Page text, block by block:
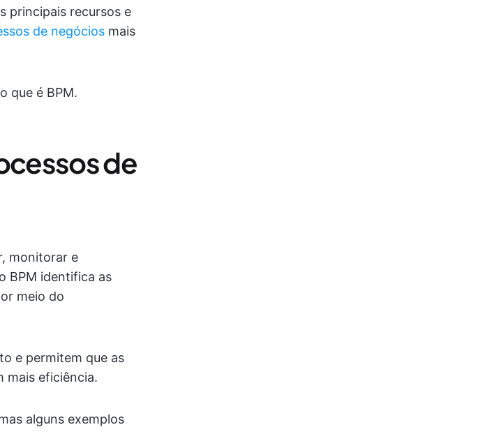
principais recursos e
de negócios mais
que é BPM.
de
monitorar e
BPM identifica as
meio do
e permitem que as
mais eficiência.
alguns exemplos